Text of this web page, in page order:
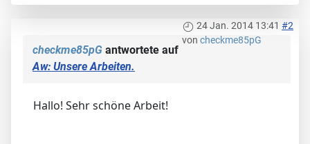
24 Jan. 2014 13:41 #2
von checkme85pG
checkme85pG antwortete auf
Aw: Unsere Arbeiten.
Hallo! Sehr schöne Arbeit!